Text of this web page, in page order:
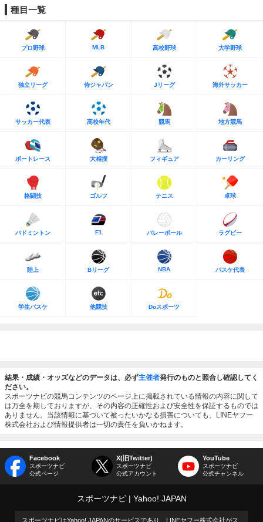
種目一覧
プロ野球 MLB 高校野球 大学野球
独立リーグ 侍ジャパン Jリーグ 海外サッカー
サッカー代表 高校年代 競馬 地方競馬
ボートレース 大相撲 フィギュア カーリング
格闘技 ゴルフ テニス 卓球
バドミントン F1 バレーボール ラグビー
陸上 Bリーグ NBA バスケ代表
学生バスケ 他競技 Doスポーツ
結果・成績・オッズなどのデータは、必ず主催者発行のものと照合し確認してく
ださい。
スポーツナビの競馬コンテンツのページ上に掲載されている情報の内容に関して
は万全を期しておりますが、その内容の正確性および安全性を保証するものでは
ありません。当該情報に基づいて被ったいかなる損害についても、LINEヤフー
株式会社および情報提供者は一切の責任を負いかねます。
Facebook
スポーツナビ
公式ページ
X(旧Twitter)
スポーツナビ
公式アカウント
YouTube
スポーツナビ
公式チャンネル
スポーツナビ Yahoo! JAPAN
スポーツナビはYahoo! JAPANのサービスであり、LINEヤフー株式会社がス